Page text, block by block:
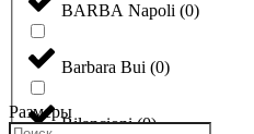
BARBA Napoli (0)
Barbara Bui (0)
Bilancioni (0)
Размеры